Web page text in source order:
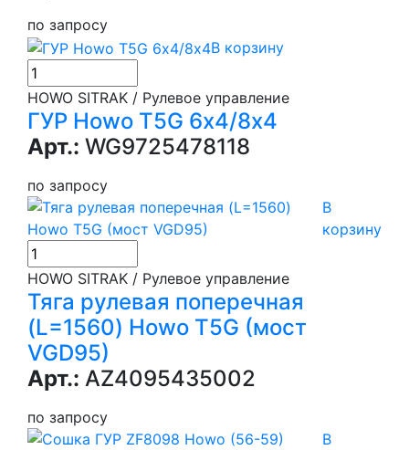
по запросу
В корзину
HOWO SITRAK / Рулевое управление
ГУР Howo T5G 6х4/8х4
Арт.: WG9725478118
по запросу
В
корзину
HOWO SITRAK / Рулевое управление
Тяга рулевая поперечная
(L=1560) Howo T5G (мост
VGD95)
Арт.: AZ4095435002
по запросу
В